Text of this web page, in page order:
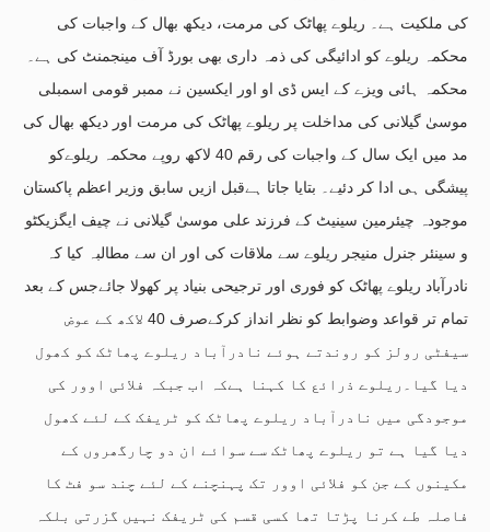
کی ملکیت ہے۔ ریلوے پھاٹک کی مرمت، دیکھ بھال کے واجبات کی
محکمہ ریلوے کو ادائیگی کی ذمہ داری بھی بورڈ آف مینجمنٹ کی ہے۔
محکمہ ہائی ویزے کے ایس ڈی او اور ایکسین نے ممبر قومی اسمبلی
موسیٰ گیلانی کی مداخلت پر ریلوے پھاٹک کی مرمت اور دیکھ بھال کی
مد میں ایک سال کے واجبات کی رقم 40 لاکھ روپے محکمہ ریلوےکو
پیشگی ہی ادا کر دئیے۔ بتایا جاتا ہےقبل ازیں سابق وزیر اعظم پاکستان
موجودہ چیئرمین سینیٹ کے فرزند علی موسیٰ گیلانی نے چیف ایگزیکٹو
و سینئر جنرل منیجر ریلوے سے ملاقات کی اور ان سے مطالبہ کیا کہ
نادرآباد ریلوے پھاٹک کو فوری اور ترجیحی بنیاد پر کھولا جائےجس کے بعد
تمام تر قواعد وضوابط کو نظر انداز کرکےصرف 40 لاکھ کے عوض
سیفٹی رولز کو روندتے ہوئے نادرآباد ریلوے پھاٹک کو کھول
دیا گیا۔ریلوے ذرائع کا کہنا ہےکہ اب جبکہ فلائی اوور کی
موجودگی میں نادرآباد ریلوے پھاٹک کو ٹریفک کے لئے کھول
دیا گیا ہے تو ریلوے پھاٹک سے سوائے ان دو چارگھروں کے
مکینوں کے جن کو فلائی اوور تک پہنچنے کے لئے چند سو فٹ کا
فاصلہ طے کرنا پڑتا تھا کسی قسم کی ٹریفک نہیں گزرتی بلکہ